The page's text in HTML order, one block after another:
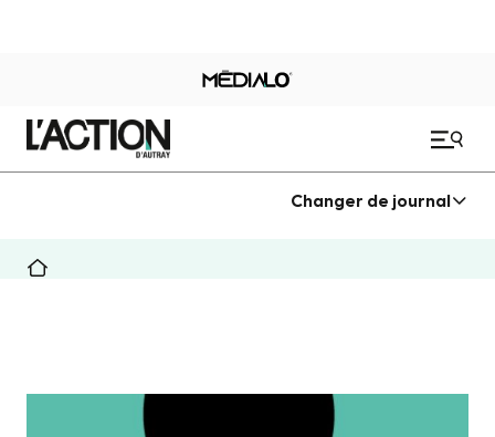
Changer de journal